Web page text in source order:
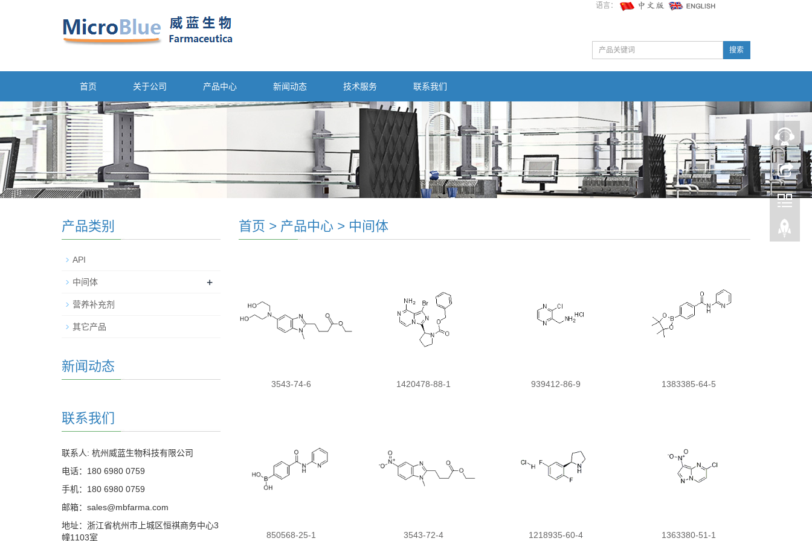
语言：
搜索
首页 关于公司 产品中心 新闻动态 技术服务 联系我们
首页 > 产品中心> 中间体
3543-74-6 1420478-88-1 939412-86-9 1383385-64-5
850568-25-1 3543-72-4 1218935-60-4 1363380-51-1
产品类别
API
中间体 +
营养补充剂
其它产品
新闻动态
联系我们
联系人: 杭州威蓝生物科技有限公司
电话：180 6980 0759
手机：180 6980 0759
邮箱：sales@mbfarma.com
地址：浙江省杭州市上城区恒祺商务中心3
幢1103室